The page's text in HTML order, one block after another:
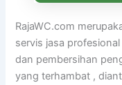
RajaWC.com
servis jasa
dan pembersihan
yang terhambat ,